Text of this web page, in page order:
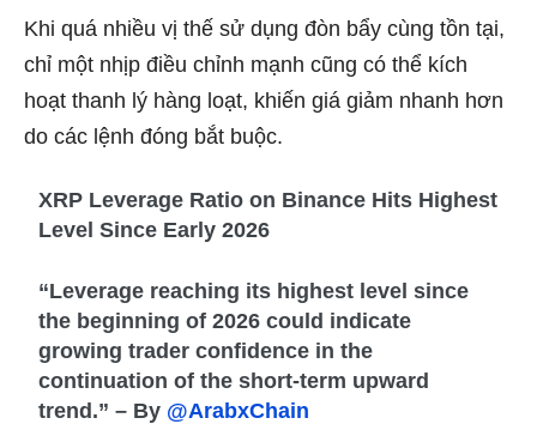
Khi quá nhiều vị thế sử dụng đòn bẩy cùng tồn tại,
chỉ một nhịp điều chỉnh mạnh cũng có thể kích
hoạt thanh lý hàng loạt, khiến giá giảm nhanh hơn
do các lệnh đóng bắt buộc.
XRP Leverage Ratio on Binance Hits Highest
Level Since Early 2026
“Leverage reaching its highest level since
the beginning of 2026 could indicate
growing trader confidence in the
continuation of the short-term upward
trend.” – By @ArabxChain